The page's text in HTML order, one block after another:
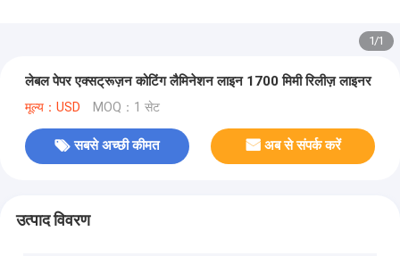
1/1
लेबल पेपर एक्सट्रूज़न कोटिंग लैमिनेशन लाइन 1700 मिमी रिलीज़ लाइनर
मूल्य：USD MOQ：1 सेट
सबसे अच्छी कीमत अब से संपर्क करें
उत्पाद विवरण